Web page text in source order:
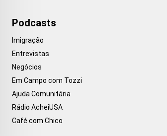
Podcasts
Imigração
Entrevistas
Negócios
Em Campo com Tozzi
Ajuda Comunitária
Rádio AcheiUSA
Café com Chico